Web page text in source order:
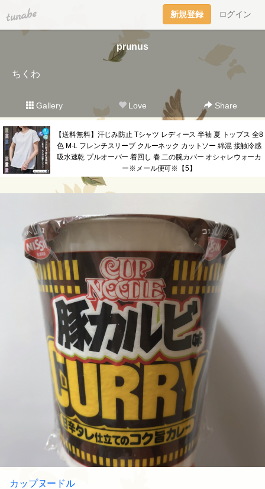
tuna.be 新規登録 ログイン
prunus
ちくわ
Gallery Love Share
【送料無料】汗じみ防止 Tシャツ レディース 半袖 夏 トップス 全8
色 M-L フレンチスリーブ クルーネック カットソー 綿混 接触冷感
吸水速乾 プルオーバー 着回し 春 二の腕カバー オシャレウォーカ
ー※メール便可※【5】
カップヌードル